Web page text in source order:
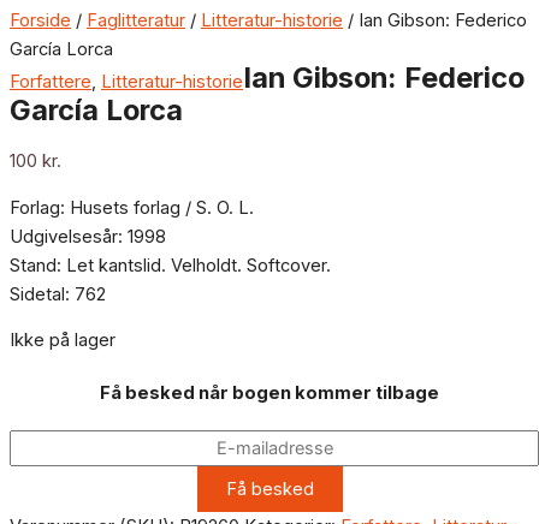
Forside / Faglitteratur / Litteratur-historie / Ian Gibson: Federico
García Lorca
Forfattere, Litteratur-historieIan Gibson: Federico
García Lorca
100 kr.
Forlag: Husets forlag / S. O. L.
Udgivelsesår: 1998
Stand: Let kantslid. Velholdt. Softcover.
Sidetal: 762
Ikke på lager
Få besked når bogen kommer tilbage